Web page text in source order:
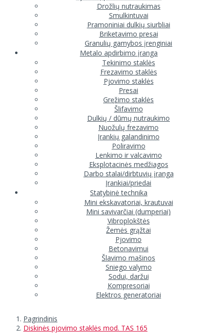
Drožlių nutraukimas
Smulkintuvai
Pramoniniai dulkių siurbliai
Briketavimo presai
Granulių gamybos įrenginiai
Metalo apdirbimo įranga
Tekinimo staklės
Frezavimo staklės
Pjovimo staklės
Presai
Gręžimo staklės
Šlifavimo
Dulkių / dūmų nutraukimo
Nuožulų frezavimo
Įrankių galandinimo
Poliravimo
Lenkimo ir valcavimo
Eksplotacinės medžiagos
Darbo stalai/dirbtuvių įranga
Įrankiai/priedai
Statybinė technika
Mini ekskavatoriai, krautuvai
Mini savivarčiai (dumperiai)
Vibroplokštės
Žemės grąžtai
Pjovimo
Betonavimui
Šlavimo mašinos
Sniego valymo
Sodui, daržui
Kompresoriai
Elektros generatoriai
Pagrindinis
Diskinės pjovimo staklės mod. TAS 165